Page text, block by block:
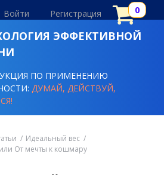
Войти Регистрация
ЭФФЕКТИВНОЙ
ПО ПРИМЕНЕНИЮ
ДУМАЙ, ДЕЙСТВУЙ,
Идеальный вес
От мечты к кошмару